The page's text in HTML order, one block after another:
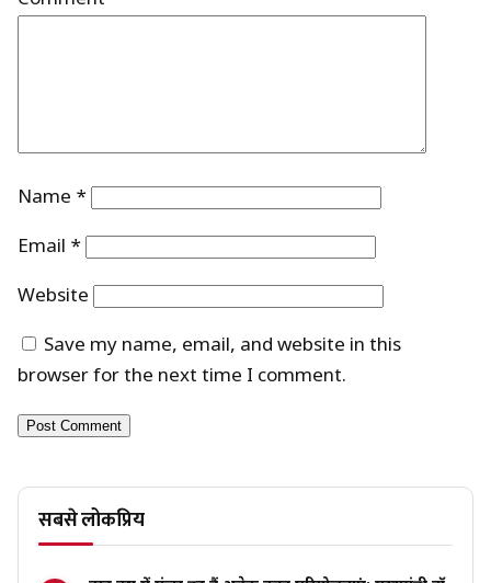
Name *
Email *
Website
Save my name, email, and website in this
browser for the next time I comment.
सबसे लोकप्रिय